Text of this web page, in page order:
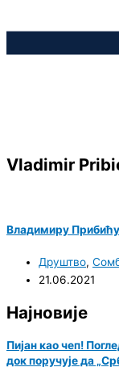
Vladimir
Владимиру
Друштво,
21.06.2021
Најновије
Пијан као чеп!
док поручује да